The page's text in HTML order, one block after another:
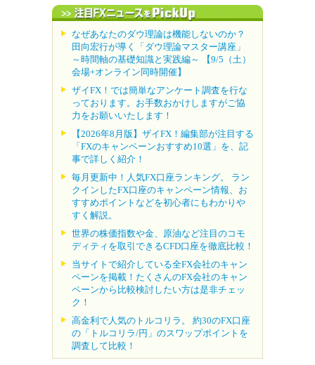
なぜあなたのダウ理論は機能しないのか？
田向宏行が導く「ダウ理論マスター講座」
～時間軸の基礎知識と実践編～ 【9/5（土）
会場+オンライン同時開催】
ザイFX！では簡単なアンケート調査を行な
っております。お手数おかけしますがご協
力をお願いいたします！
【2026年8月版】ザイFX！編集部が注目する
「FXのキャンペーンおすすめ10選」を、記
事で詳しく紹介！
毎月更新中！人気FX口座ランキング。 ラン
クインしたFX口座のキャンペーン情報、お
すすめポイントなどを初心者にもわかりや
すく解説。
世界の株価指数や金、原油など注目のコモ
ディティを取引できるCFD口座を徹底比較！
当サイトで紹介している全FX会社のキャン
ペーンを掲載！たくさんのFX会社のキャン
ペーンから比較検討したい方は是非チェッ
ク！
高金利で人気のトルコリラ。 約30のFX口座
の「トルコリラ/円」のスワップポイントを
調査して比較！